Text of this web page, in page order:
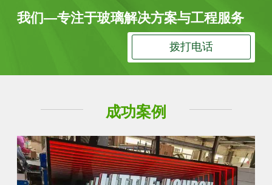
我们—专注于玻璃解决方案与工程服务
拨打电话
成功案例